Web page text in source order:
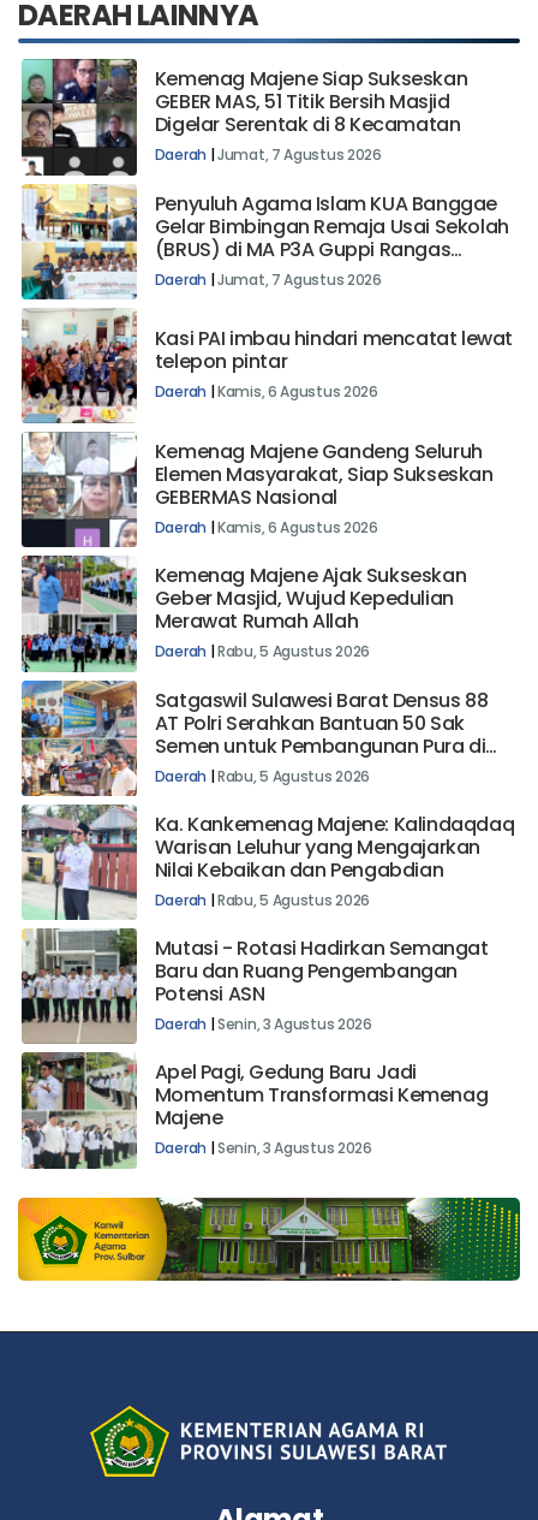
DAERAH LAINNYA
Kemenag Majene Siap Sukseskan
GEBER MAS, 51 Titik Bersih Masjid
Digelar Serentak di 8 Kecamatan
Daerah |Jumat, 7 Agustus 2026
Penyuluh Agama Islam KUA Banggae
Gelar Bimbingan Remaja Usai Sekolah
(BRUS) di MA P3A Guppi Rangas
Majene
Daerah |Jumat, 7 Agustus 2026
Kasi PAI imbau hindari mencatat lewat
telepon pintar
Daerah |Kamis, 6 Agustus 2026
Kemenag Majene Gandeng Seluruh
Elemen Masyarakat, Siap Sukseskan
GEBERMAS Nasional
Daerah |Kamis, 6 Agustus 2026
Kemenag Majene Ajak Sukseskan
Geber Masjid, Wujud Kepedulian
Merawat Rumah Allah
Daerah |Rabu, 5 Agustus 2026
Satgaswil Sulawesi Barat Densus 88
AT Polri Serahkan Bantuan 50 Sak
Semen untuk Pembangunan Pura di
Mehalaan Barat
Daerah |Rabu, 5 Agustus 2026
Ka. Kankemenag Majene: Kalindaqdaq
Warisan Leluhur yang Mengajarkan
Nilai Kebaikan dan Pengabdian
Daerah |Rabu, 5 Agustus 2026
Mutasi - Rotasi Hadirkan Semangat
Baru dan Ruang Pengembangan
Potensi ASN
Daerah |Senin, 3 Agustus 2026
Apel Pagi, Gedung Baru Jadi
Momentum Transformasi Kemenag
Majene
Daerah |Senin, 3 Agustus 2026